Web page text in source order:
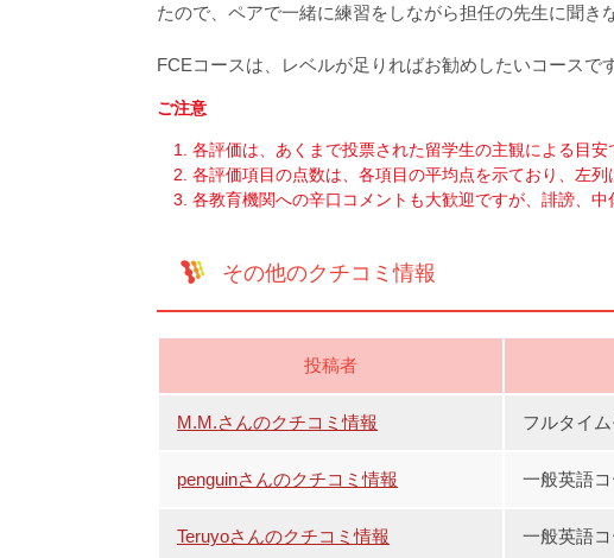
たので、ペアで一緒に練習をしながら担任の先生に聞き
FCEコースは、レベルが足りればお勧めしたいコースで
ご注意
各評価は、あくまで投票された留学生の主観による目
各評価項目の点数は、各項目の平均点を示ており、左
各教育機関への辛口コメントも大歓迎ですが、誹謗、中
その他のクチコミ情報
投稿者
M.M.さんのクチコミ情報 フルタイ
penguinさんのクチコミ情報 一般英語
Teruyoさんのクチコミ情報 一般英語